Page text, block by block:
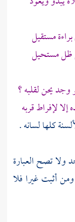
مستقيل
ظل مستحيل
يحن لقلبه ؟
لإفراط قربه
كلها لسانه .
ولا تصح العبارة
أثبت غيرا فلا